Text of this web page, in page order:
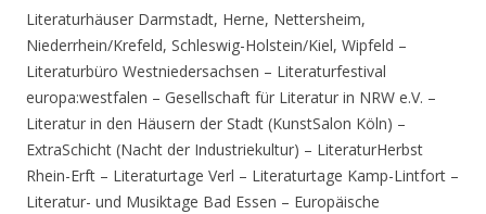
Literaturhäuser Darmstadt, Herne, Nettersheim,
Niederrhein/Krefeld, Schleswig-Holstein/Kiel, Wipfeld –
Literaturbüro Westniedersachsen – Literaturfestival
europa:westfalen – Gesellschaft für Literatur in NRW e.V. –
Literatur in den Häusern der Stadt (KunstSalon Köln) –
ExtraSchicht (Nacht der Industriekultur) – LiteraturHerbst
Rhein-Erft – Literaturtage Verl – Literaturtage Kamp-Lintfort –
Literatur- und Musiktage Bad Essen – Europäische